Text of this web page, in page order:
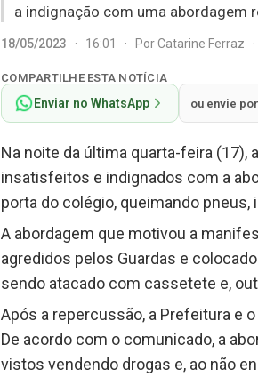
a indignação com uma abordagem
18/05/2023 · 16:01 · PorCatarine Ferraz ·
COMPARTILHE ESTA NOTÍCIA
Enviar no WhatsApp ou envie
Na noite da última quarta-feira (17),
insatisfeitos e indignados com a
porta do colégio, queimando
A abordagem que motivou a
agredidos pelos Guardas e
sendo atacado com cassetete e,
Após a repercussão, a Prefeitura e
De acordo com o comunicado, a
vistos vendendo drogas e, ao não